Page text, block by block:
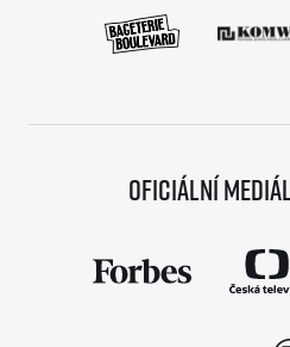
Oficiální